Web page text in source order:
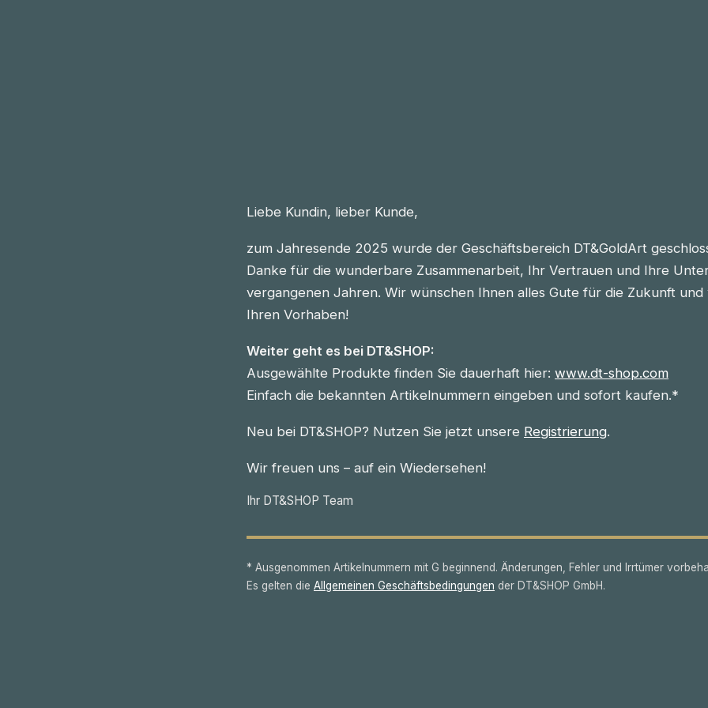
Liebe Kundin, lieber Kunde,
zum Jahresende 2025 wurde der Geschäftsbereich DT&GoldArt
Danke für die wunderbare Zusammenarbeit, Ihr Vertrauen und Ihre
vergangenen Jahren. Wir wünschen Ihnen alles Gute für die Zukunft und
Ihren Vorhaben!
Weiter geht es bei DT&SHOP:
Ausgewählte Produkte finden Sie dauerhaft hier: www.dt-shop.com
Einfach die bekannten Artikelnummern eingeben und sofort kaufen.*
Neu bei DT&SHOP? Nutzen Sie jetzt unsere Registrierung.
Wir freuen uns – auf ein Wiedersehen!
Ihr DT&SHOP Team
* Ausgenommen Artikelnummern mit G beginnend. Änderungen, Fehler und Irrtümer
Es gelten die Allgemeinen Geschäftsbedingungen der DT&SHOP GmbH.